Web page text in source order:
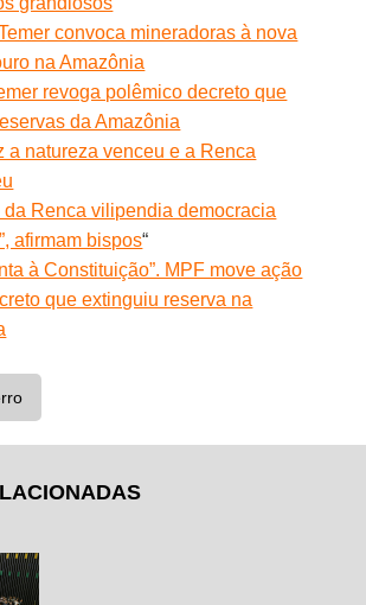
convoca mineradoras à nova
na Amazônia
revoga polêmico decreto que
da Amazônia
a natureza venceu e a Renca
da Renca vilipendia democracia
afirmam bispos“
à Constituição”. MPF move ação
que extinguiu reserva na